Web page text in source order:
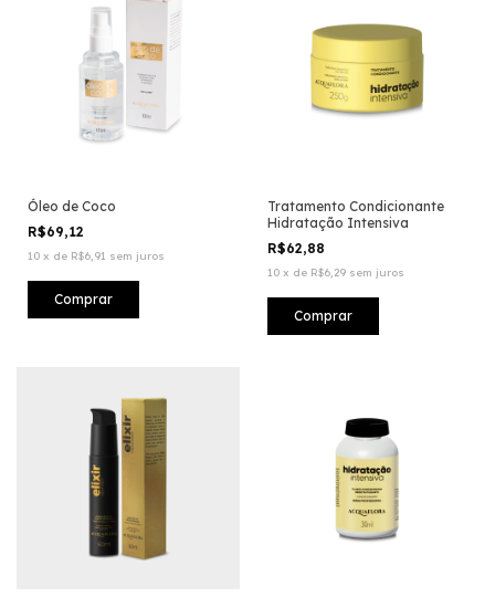
Óleo de Coco
R$69,12
10 x de R$6,91 sem juros
Tratamento Condicionante
Hidratação Intensiva
R$62,88
10 x de R$6,29 sem juros